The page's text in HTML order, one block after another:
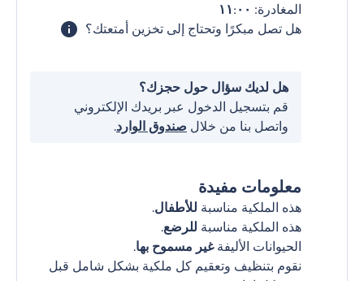
المغادرة: ١١:٠٠
هل تصل مبكرًا وتحتاج إلى تخزين أمتعتك؟
هل لديك سؤال حول حجزك؟
قم بتسجيل الدخول عبر بريدك الإلكتروني
واتصل بنا من خلال صندوق الوارد.
معلومات مفيدة
هذه الملكية مناسبة للأطفال.
هذه الملكية مناسبة للرضع.
الحيوانات الأليفةغير مسموح بها.
نقوم بتنظيف وتعقيم كل ملكية بشكل شامل قبل